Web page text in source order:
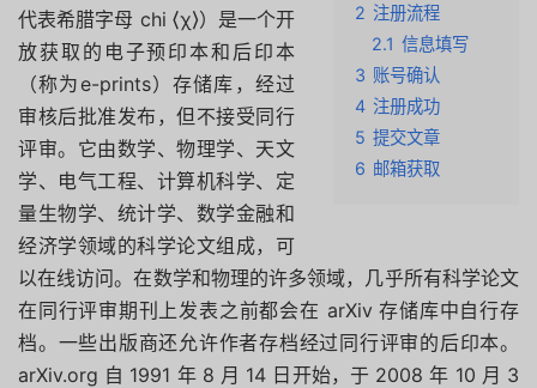
2 注册流程
2.1 信息填写
3 账号确认
4 注册成功
5 提交文章
6 邮箱获取
代表希腊字母 chi ⟨χ⟩）是一个开
放获取的电子预印本和后印本
（称为e-prints）存储库，经过
审核后批准发布，但不接受同行
评审。它由数学、物理学、天文
学、电气工程、计算机科学、定
量生物学、统计学、数学金融和
经济学领域的科学论文组成，可
以在线访问。在数学和物理的许多领域，几乎所有科学论文
在同行评审期刊上发表之前都会在 arXiv 存储库中自行存
档。一些出版商还允许作者存档经过同行评审的后印本。
arXiv.org 自 1991 年 8 月 14 日开始，于 2008 年 10 月 3